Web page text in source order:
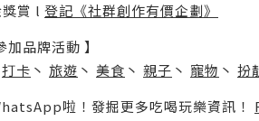
賞 l 登記《社群創作有價企劃》
加品牌活動 】
打卡 丶 旅遊 丶 美食 丶 親子 丶 寵物 丶 扮
啦！發掘更多吃喝玩樂資訊！